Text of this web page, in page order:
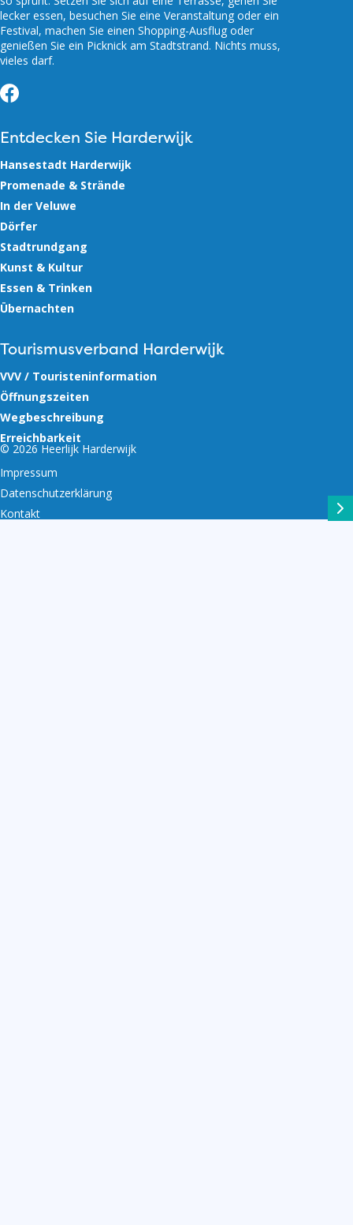
lecker essen, besuchen Sie eine Veranstaltung oder ein
Festival, machen Sie einen Shopping-Ausflug oder
genießen Sie ein Picknick am Stadtstrand. Nichts muss,
vieles darf.
Facebook
Entdecken Sie Harderwijk
Hansestadt Harderwijk
Promenade & Strände
In der Veluwe
Dörfer
Stadtrundgang
Kunst & Kultur
Essen & Trinken
Übernachten
Tourismusverband Harderwijk
VVV / Touristeninformation
Öffnungszeiten
Wegbeschreibung
Erreichbarkeit
© 2026 Heerlijk Harderwijk
Impressum
Datenschutzerklärung
Kontakt